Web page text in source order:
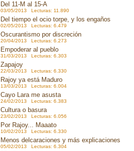
Del 11-M al 15-A
03/05/2013 Lecturas: 11.890
Del tiempo el ocio torpe, y los engaños
02/05/2013 Lecturas: 6.479
Oscurantismo por discreción
20/04/2013 Lecturas: 6.273
Empoderar al pueblo
31/03/2013 Lecturas: 6.303
Zapajoy
22/03/2013 Lecturas: 6.330
Rajoy ya está Maduro
13/03/2013 Lecturas: 6.004
Cayo Lara me asusta
24/02/2013 Lecturas: 6.383
Cultura o basura
23/02/2013 Lecturas: 6.056
Por Rajoy... Maaato
10/02/2013 Lecturas: 6.330
Menos delcaraciones y más explicaciones
05/02/2013 Lecturas: 6.304